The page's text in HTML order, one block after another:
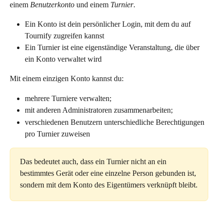
einem Benutzerkonto und einem Turnier.
Ein Konto ist dein persönlicher Login, mit dem du auf
Tournify zugreifen kannst
Ein Turnier ist eine eigenständige Veranstaltung, die über
ein Konto verwaltet wird
Mit einem einzigen Konto kannst du:
mehrere Turniere verwalten;
mit anderen Administratoren zusammenarbeiten;
verschiedenen Benutzern unterschiedliche Berechtigungen
pro Turnier zuweisen
Das bedeutet auch, dass ein Turnier nicht an ein
bestimmtes Gerät oder eine einzelne Person gebunden ist,
sondern mit dem Konto des Eigentümers verknüpft bleibt.